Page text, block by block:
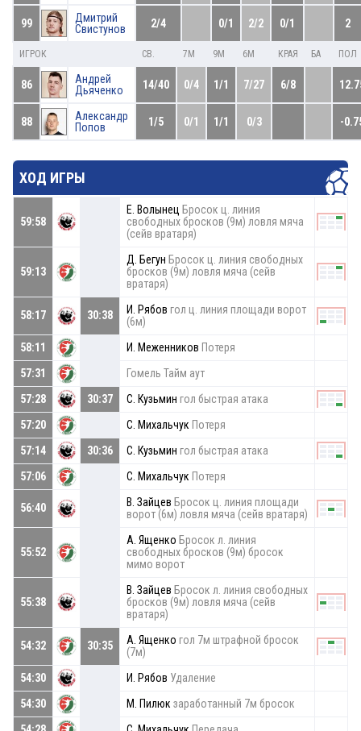
99
Дмитрий
Свистунов
2/4 0/1 2/2 0/1 2
ИГРОК СВ. 7М 9М 6М КРАЯ БА ПОЛ
86
Андрей
Дьяченко
14/40 0/4 1/1 7/27 6/8
88
Александр
Попов
1/5 0/1 1/1 0/3 -
ХОД ИГРЫ
59:58
Е. Волынец Бросок ц. линия
свободных бросков (9м) ловля мяча
(сейв вратаря)
59:13
Д. Бегун Бросок ц. линия свободных
бросков (9м) ловля мяча (сейв
вратаря)
58:17 30:38 И. Рябов гол ц. линия площади ворот
(6м)
58:11
И. Меженников Потеря
57:31
Гомель Тайм аут
57:28
30:37 С. Кузьмин гол быстрая атака
57:20
С. Михальчук Потеря
57:14
30:36 С. Кузьмин гол быстрая атака
57:06
С. Михальчук Потеря
56:40 В. Зайцев Бросок ц. линия площади
ворот (6м) ловля мяча (сейв вратаря)
55:52
А. Ященко Бросок л. линия
свободных бросков (9м) бросок
мимо ворот
55:38
В. Зайцев Бросок л. линия свободных
бросков (9м) ловля мяча (сейв
вратаря)
54:32 30:35 А. Ященко гол 7м штрафной бросок
(7м)
54:30
И. Рябов Удаление
54:30
М. Пилюк заработанный 7м бросок